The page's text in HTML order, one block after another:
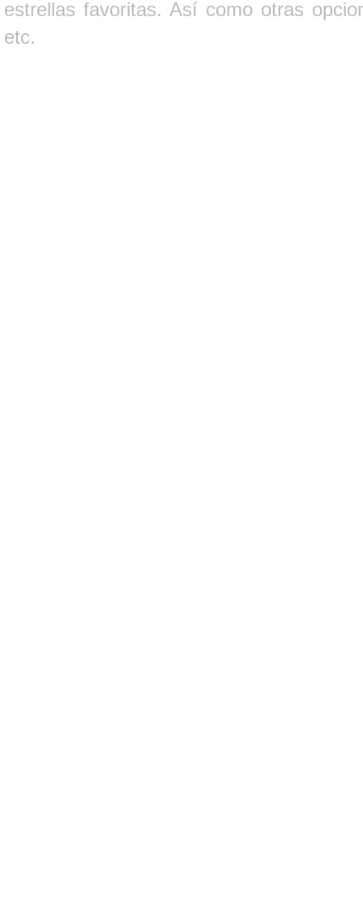
estrellas favoritas. Así como otras
etc.